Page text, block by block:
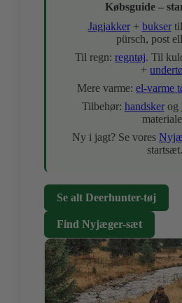
Købsguide –
Jagjakker+ buksertil
pürsch, post
Til regn: regntøj. Til
+
Mere varme: el-varme
Tilbehør: handskerog
Ny i jagt? Se vores
startsæt.
Se alt Deerhunter-tøj
Find Nyjæger-sæt